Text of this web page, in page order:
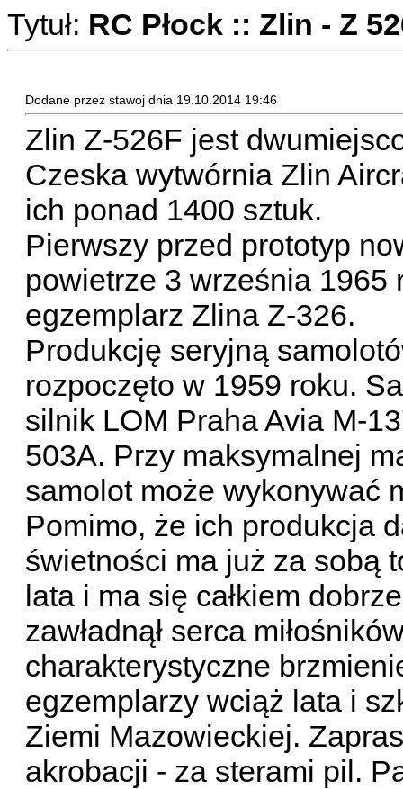
Tytuł: RC Płock :: Zlin - Z
Dodane przez stawoj dnia 19.10.2014 19:46
Zlin Z-526F jest
Czeska wytwórnia Zlin
ich ponad 1400 sztuk.
Pierwszy przed prototyp
powietrze 3 września 1965
egzemplarz Zlina Z-326.
Produkcję seryjną
rozpoczęto w 1959 roku.
silnik LOM Praha Avia M-
503A. Przy maksymalnej
samolot może wykonywać
Pomimo, że ich produkcja
świetności ma już za sobą
lata i ma się całkiem
zawładnął serca
charakterystyczne
egzemplarzy wciąż lata i
Ziemi Mazowieckiej.
akrobacji - za sterami pil.